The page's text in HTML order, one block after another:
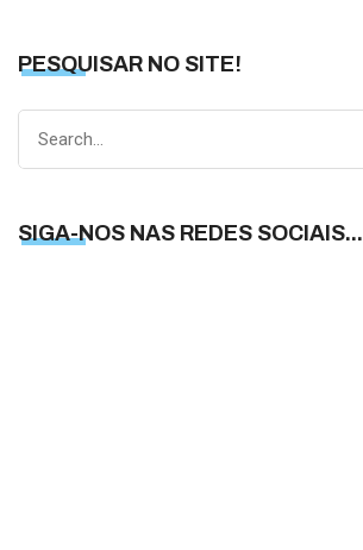
PESQUISAR NO SITE!
SIGA-NOS NAS REDES SOCIAIS...